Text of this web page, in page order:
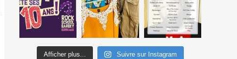
Afficher plus... Suivre sur Instagram